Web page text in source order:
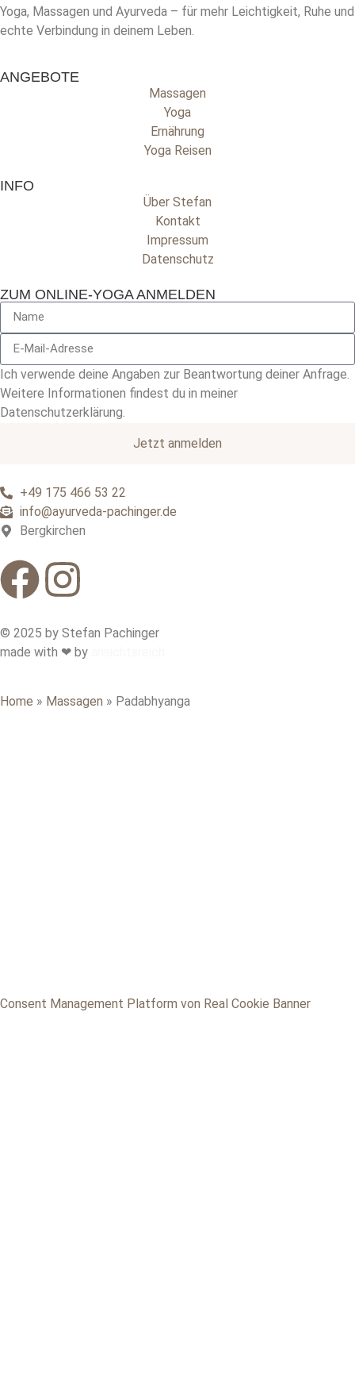
Yoga, Massagen und Ayurveda – für mehr Leichtigkeit, Ruhe und
echte Verbindung in deinem Leben.
ANGEBOTE
Massagen
Yoga
Ernährung
Yoga Reisen
INFO
Über Stefan
Kontakt
Impressum
Datenschutz
ZUM ONLINE-YOGA ANMELDEN
Ich verwende deine Angaben zur Beantwortung deiner Anfrage.
Weitere Informationen findest du in meiner
Datenschutzerklärung.
Jetzt anmelden
+49 175 466 53 22
info@ayurveda-pachinger.de
Bergkirchen
© 2025 by Stefan Pachinger
made with ❤ by
Home » Massagen » Padabhyanga
Consent Management Platform von Real Cookie Banner